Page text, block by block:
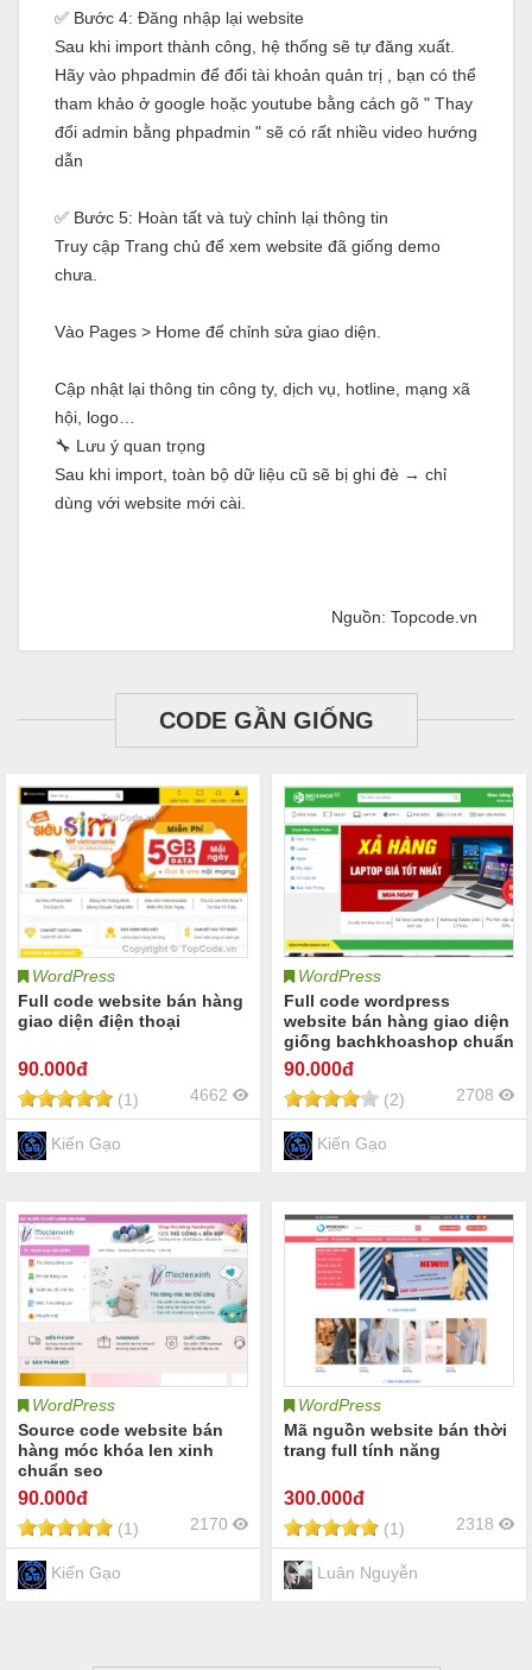
✅ Bước 4: Đăng nhập lại website
Sau khi import thành công, hệ thống sẽ tự đăng xuất.
Hãy vào phpadmin để đổi tài khoản quản trị , bạn có thể
tham khảo ở google hoặc youtube bằng cách gõ " Thay
đổi admin bằng phpadmin " sẽ có rất nhiều video hướng
dẫn
✅ Bước 5: Hoàn tất và tuỳ chỉnh lại thông tin
Truy cập Trang chủ để xem website đã giống demo
chưa.
Vào Pages > Home để chỉnh sửa giao diện.
Cập nhật lại thông tin công ty, dịch vụ, hotline, mạng xã
hội, logo…
🔧 Lưu ý quan trọng
Sau khi import, toàn bộ dữ liệu cũ sẽ bị ghi đè → chỉ
dùng với website mới cài.
Nguồn: Topcode.vn
CODE GẦN GIỐNG
WordPress
Full code website bán hàng
giao diện điện thoại
90.000đ
(1) 4662
Kiến Gạo
WordPress
Full code wordpress
website bán hàng giao diện
giống bachkhoashop chuẩn
seo
90.000đ
(2) 2708
Kiến Gạo
WordPress
Source code website bán
hàng móc khóa len xinh
chuẩn seo
90.000đ
(1) 2170
Kiến Gạo
WordPress
Mã nguồn website bán thời
trang full tính năng
300.000đ
(1) 2318
Luân Nguyễn